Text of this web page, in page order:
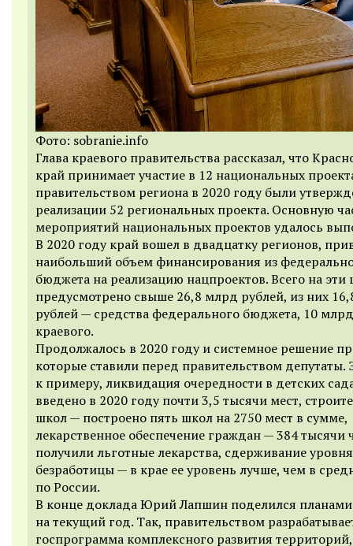
Фото: sobranie.info
Глава краевого правительства рассказал, что
край принимает участие в 12 национальных
правительством региона в 2020 году были
реализации 52 региональных проекта. Основную
мероприятий национальных проектов удалось
В 2020 году край вошел в двадцатку регионов,
наибольший объем финансирования из
бюджета на реализацию нацпроектов. Всего на эти
предусмотрено свыше 26,8 млрд рублей, из них
рублей — средства федерального бюджета, 10
краевого.
Продолжалось в 2020 году и системное решение
которые ставили перед правительством депутаты.
к примеру, ликвидация очередности в детских
введено в 2020 году почти 3,5 тысячи мест,
школ — построено пять школ на 2750 мест в сумме,
лекарственное обеспечение граждан — 384 тысячи
получили льготные лекарства, сдерживание уровня
безработицы — в крае ее уровень лучше, чем в
по России.
В конце доклада Юрий Лапшин поделился планами
на текущий год. Так, правительством
госпрограмма комплексного развития